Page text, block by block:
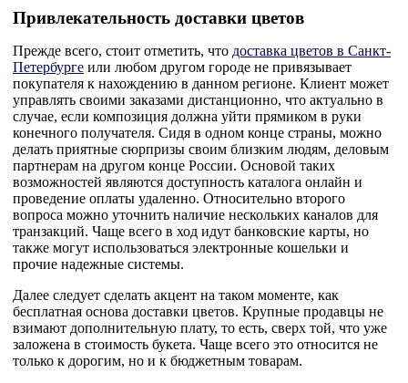
Привлекательность доставки цветов
Прежде всего, стоит отметить, что доставка цветов в Санкт-
Петербурге или любом другом городе не привязывает
покупателя к нахождению в данном регионе. Клиент может
управлять своими заказами дистанционно, что актуально в
случае, если композиция должна уйти прямиком в руки
конечного получателя. Сидя в одном конце страны, можно
делать приятные сюрпризы своим близким людям, деловым
партнерам на другом конце России. Основой таких
возможностей являются доступность каталога онлайн и
проведение оплаты удаленно. Относительно второго
вопроса можно уточнить наличие нескольких каналов для
транзакций. Чаще всего в ход идут банковские карты, но
также могут использоваться электронные кошельки и
прочие надежные системы.
Далее следует сделать акцент на таком моменте, как
бесплатная основа доставки цветов. Крупные продавцы не
взимают дополнительную плату, то есть, сверх той, что уже
заложена в стоимость букета. Чаще всего это относится не
только к дорогим, но и к бюджетным товарам.